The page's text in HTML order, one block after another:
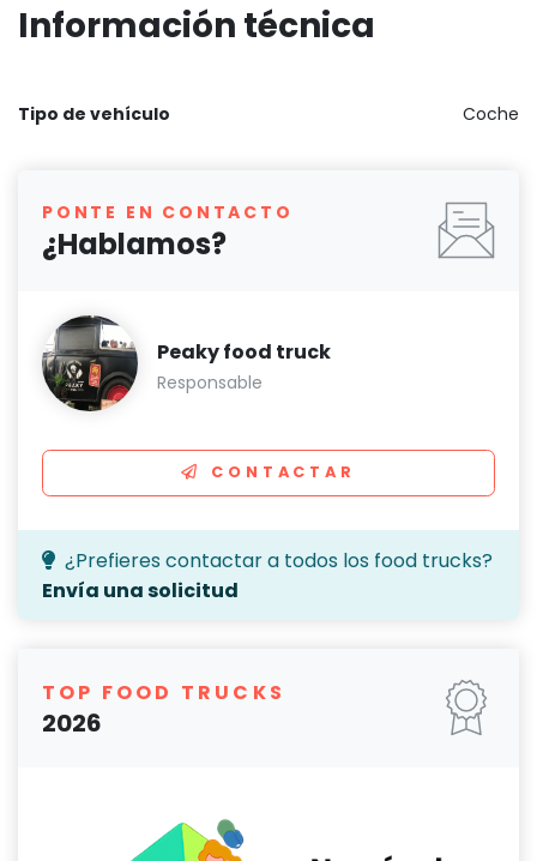
Información técnica
Tipo de vehículo Coche
PONTE EN CONTACTO
¿Hablamos?
Peaky food truck
Responsable
CONTACTAR
¿Prefieres contactar a todos los food trucks?
Envía una solicitud
TOP FOOD TRUCKS
2026